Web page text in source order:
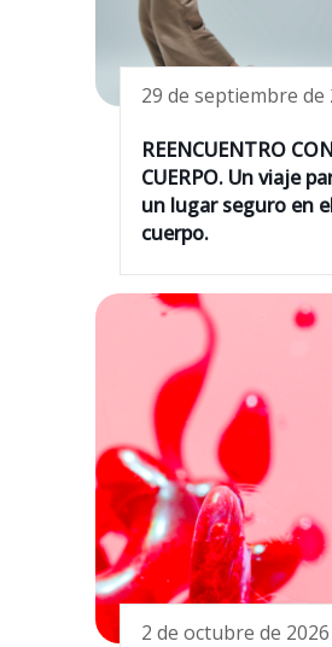
29 de septiembre de
REENCUENTRO
CUERPO. Un viaje
un lugar seguro en
cuerpo.
2 de octubre de 2026